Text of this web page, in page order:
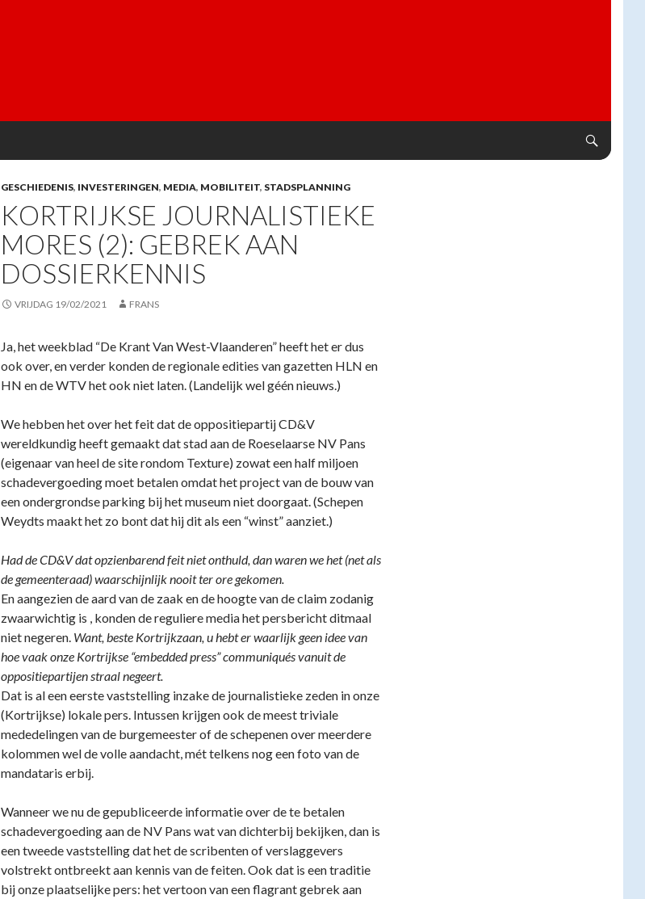
GESCHIEDENIS, INVESTERINGEN, MEDIA, MOBILITEIT, STADSPLANNING
KORTRIJKSE JOURNALISTIEKE
MORES (2): GEBREK AAN
DOSSIERKENNIS
VRIJDAG 19/02/2021 FRANS
Ja, het weekblad “De Krant Van West-Vlaanderen” heeft het er dus
ook over, en verder konden de regionale edities van gazetten HLN en
HN en de WTV het ook niet laten. (Landelijk wel géén nieuws.)
We hebben het over het feit dat de oppositiepartij CD&V
wereldkundig heeft gemaakt dat stad aan de Roeselaarse NV Pans
(eigenaar van heel de site rondom Texture) zowat een half miljoen
schadevergoeding moet betalen omdat het project van de bouw van
een ondergrondse parking bij het museum niet doorgaat. (Schepen
Weydts maakt het zo bont dat hij dit als een “winst” aanziet.)
Had de CD&V dat opzienbarend feit niet onthuld, dan waren we het (net als
de gemeenteraad) waarschijnlijk nooit ter ore gekomen.
En aangezien de aard van de zaak en de hoogte van de claim zodanig
zwaarwichtig is , konden de reguliere media het persbericht ditmaal
niet negeren. Want, beste Kortrijkzaan, u hebt er waarlijk geen idee van
hoe vaak onze Kortrijkse “embedded press” communiqués vanuit de
oppositiepartijen straal negeert.
Dat is al een eerste vaststelling inzake de journalistieke zeden in onze
(Kortrijkse) lokale pers. Intussen krijgen ook de meest triviale
mededelingen van de burgemeester of de schepenen over meerdere
kolommen wel de volle aandacht, mét telkens nog een foto van de
mandataris erbij.
Wanneer we nu de gepubliceerde informatie over de te betalen
schadevergoeding aan de NV Pans wat van dichterbij bekijken, dan is
een tweede vaststelling dat het de scribenten of verslaggevers
volstrekt ontbreekt aan kennis van de feiten. Ook dat is een traditie
bij onze plaatselijke pers: het vertoon van een flagrant gebrek aan